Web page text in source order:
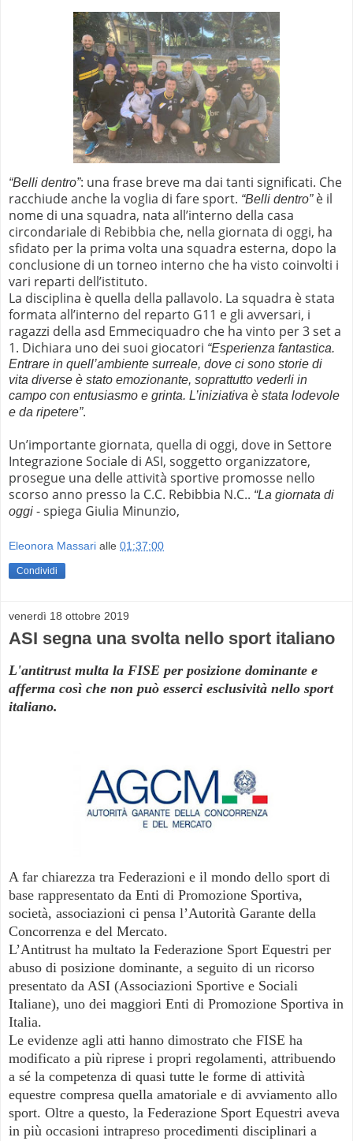
“Belli dentro”: una frase breve ma dai tanti significati. Che
racchiude anche la voglia di fare sport. “Belli dentro”è il
nome di una squadra, nata all’interno della casa
circondariale di Rebibbia che, nella giornata di oggi, ha
sfidato per la prima volta una squadra esterna, dopo la
conclusione di un torneo interno che ha visto coinvolti i
vari reparti dell’istituto.
La disciplina è quella della pallavolo. La squadra è stata
formata all’interno del reparto G11 e gli avversari, i
ragazzi della asd Emmeciquadro che ha vinto per 3 set a
1. Dichiara uno dei suoi giocatori “Esperienza fantastica.
Entrare in quell’ambiente surreale, dove ci sono storie di
vita diverse è stato emozionante, soprattutto vederli in
campo con entusiasmo e grinta. L’iniziativa è stata lodevole
e da ripetere”.
Un’importante giornata, quella di oggi, dove in Settore
Integrazione Sociale di ASI, soggetto organizzatore,
prosegue una delle attività sportive promosse nello
scorso anno presso la C.C. Rebibbia N.C.. “La giornata di
oggi - spiega Giulia Minunzio,
Eleonora Massari alle 01:37:00
Condividi
venerdì 18 ottobre 2019
ASI segna una svolta nello sport italiano
L'antitrust multa la FISE per posizione dominante e
afferma così che non può esserci esclusività nello sport
italiano.
A far chiarezza tra Federazioni e il mondo dello sport di
base rappresentato da Enti di Promozione Sportiva,
società, associazioni ci pensa l’Autorità Garante della
Concorrenza e del Mercato.
L’Antitrust ha multato la Federazione Sport Equestri per
abuso di posizione dominante, a seguito di un ricorso
presentato da ASI (Associazioni Sportive e Sociali
Italiane), uno dei maggiori Enti di Promozione Sportiva in
Italia.
Le evidenze agli atti hanno dimostrato che FISE ha
modificato a più riprese i propri regolamenti, attribuendo
a sé la competenza di quasi tutte le forme di attività
equestre compresa quella amatoriale e di avviamento allo
sport. Oltre a questo, la Federazione Sport Equestri aveva
in più occasioni intrapreso procedimenti disciplinari a